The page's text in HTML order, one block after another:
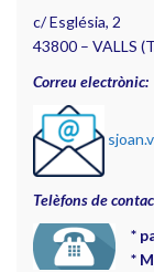
c/ Església, 2
43800 – VALLS
Correu electrònic:
Telèfons de
*
*